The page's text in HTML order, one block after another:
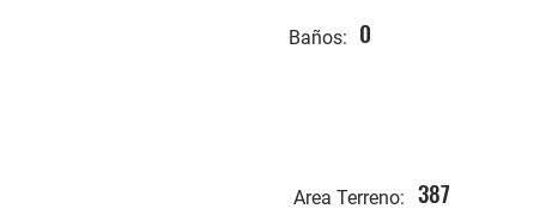
Baños: 0
Area Terreno: 387